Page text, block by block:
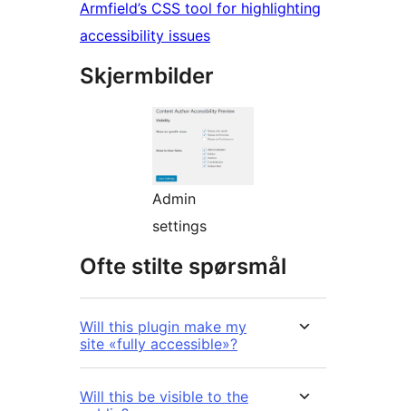
Armfield’s CSS tool for highlighting
accessibility issues
Skjermbilder
Admin
settings
Ofte stilte spørsmål
Will this plugin make my
site «fully accessible»?
Will this be visible to the